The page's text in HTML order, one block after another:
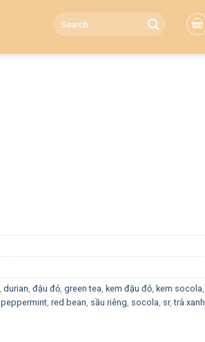
Search
for:
durian đậu đỏ green tea kem đậu đỏ kem socola
peppermint red bean sầu riêng socola sr,trà xanh